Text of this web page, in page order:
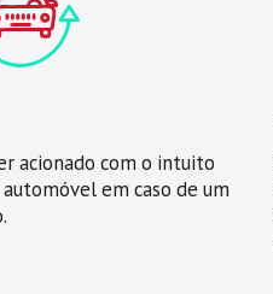
acionado com o intuito
em caso de um